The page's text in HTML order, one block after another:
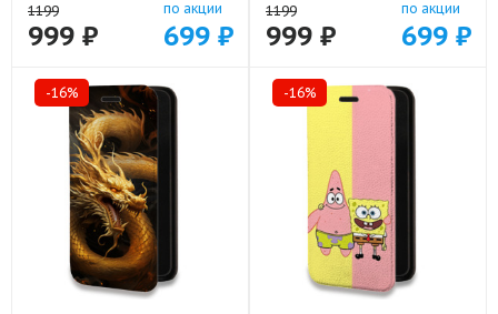
1199
999 ₽
по акции
699 ₽
1199
999 ₽
по акции
699 ₽
-16% -16%